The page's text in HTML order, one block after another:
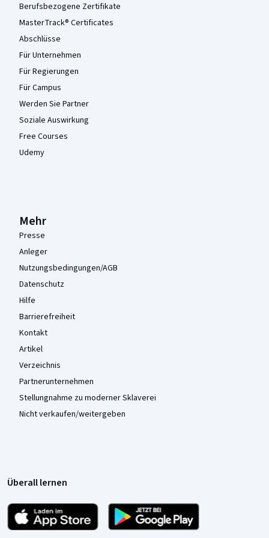
Berufsbezogene Zertifikate
MasterTrack® Certificates
Abschlüsse
Für Unternehmen
Für Regierungen
Für Campus
Werden Sie Partner
Soziale Auswirkung
Free Courses
Udemy
Mehr
Presse
Anleger
Nutzungsbedingungen/AGB
Datenschutz
Hilfe
Barrierefreiheit
Kontakt
Artikel
Verzeichnis
Partnerunternehmen
Stellungnahme zu moderner Sklaverei
Nicht verkaufen/weitergeben
Überall lernen